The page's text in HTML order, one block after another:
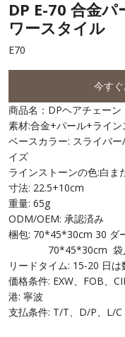
DP E-70 合金
ワースタイル
E70
今す
商品名：DPヘアチェーン
素材:合金+パール+ライン
ベースカラー: スライバ
イズ
ラインストーンの色:白ま
寸法: 22.5+10cm
重量: 65g
ODM/OEM: 承認済み
梱包: 70*45*30cm 30 ダ
70*45*30cm 袋入
リードタイム: 15-20 日
価格条件: EXW、FOB、
港: 寧波
支払条件: T/T、D/P、L/C